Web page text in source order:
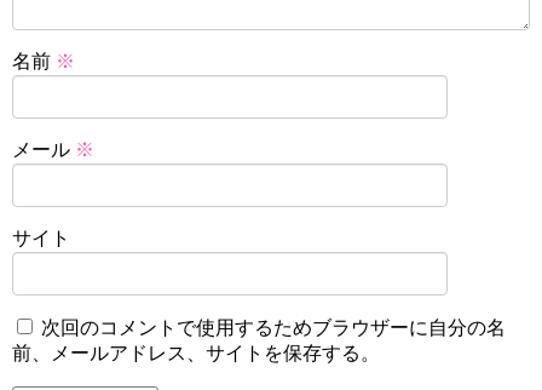
名前 ※
メール ※
サイト
次回のコメントで使用するためブラウザーに自分の名
前、メールアドレス、サイトを保存する。